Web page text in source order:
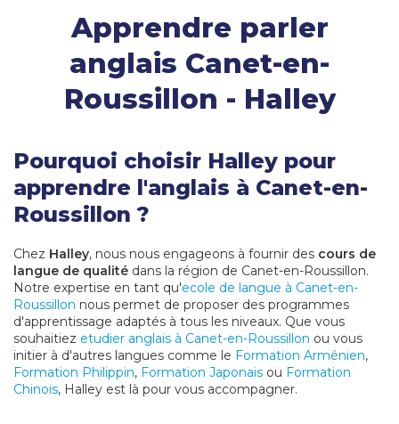
Apprendre parler
anglais Canet-en-
Roussillon - Halley
Pourquoi choisir Halley pour
apprendre l'anglais à Canet-en-
Roussillon ?
Chez Halley, nous nous engageons à fournir des cours de
langue de qualité dans la région de Canet-en-Roussillon.
Notre expertise en tant qu'ecole de langue à Canet-en-
Roussillon nous permet de proposer des programmes
d'apprentissage adaptés à tous les niveaux. Que vous
souhaitiez etudier anglais à Canet-en-Roussillon ou vous
initier à d'autres langues comme le Formation Arménien,
Formation Philippin, Formation Japonais ou Formation
Chinois, Halley est là pour vous accompagner.